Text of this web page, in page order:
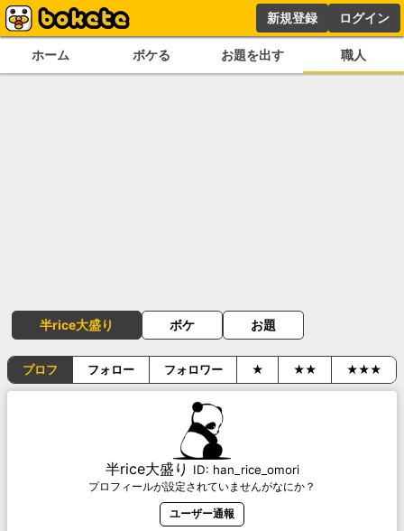
新規登録 ログイン
ホーム ボケる お題を出す 職人
半rice大盛り ボケ お題
プロフ フォロー フォロワー ★ ★★ ★★★
半rice大盛り ID: han_rice_omori
プロフィールが設定されていませんがなにか？
ユーザー通報